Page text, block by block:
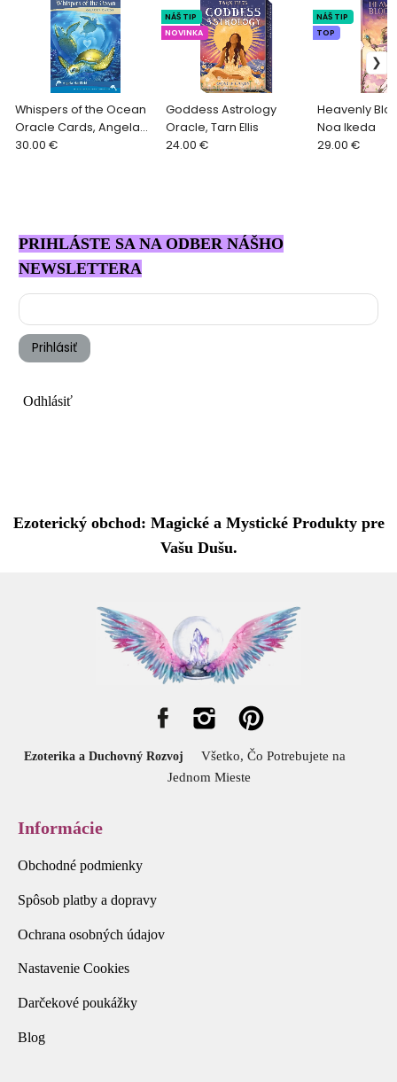
Whispers of the Ocean
Oracle Cards, Angela
Hartfield
30.00 €
Goddess Astrology
Oracle, Tarn Ellis
NÁŠ TIP
NOVINKA
24.00 €
Heavenly
Noa Ikeda
NÁŠ TIP
TOP
29.00 €
PRIHLÁSTE SA NA ODBER NÁŠHO
NEWSLETTERA
Prihlásiť
Odhlásiť
Ezoterický obchod: Magické a Mystické Produkty pre
Vašu Dušu.
Ezoterika a Duchovný Rozvoj
Všetko, Čo Potrebujete na
Jednom Mieste
Informácie
Obchodné podmienky
Spôsob platby a dopravy
Ochrana osobných údajov
Nastavenie Cookies
Darčekové poukážky
Blog